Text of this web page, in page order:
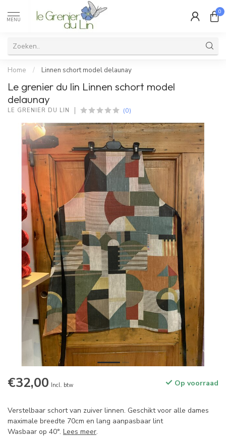
MENU
0
Home / Linnen schort model delaunay
Le grenier du lin Linnen schort model
delaunay
LE GRENIER DU LIN (0)
€32,00 Incl. btw Op voorraad
Verstelbaar schort van zuiver linnen. Geschikt voor alle dames
maximale breedte 70cm en lang aanpasbaar lint
Wasbaar op 40°. Lees meer.